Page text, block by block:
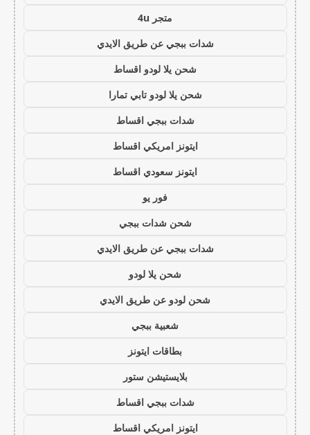
متجر 4u
شدات ببجي عن طريق الايدي
شحن يلا لودو اقساط
شحن يلا لودو تابي تمارا
شدات ببجي اقساط
ايتونز امريكي اقساط
ايتونز سعودي اقساط
فور يو
شحن شدات ببجي
شدات ببجي عن طريق الايدي
شحن يلا لودو
شحن لودو عن طريق الايدي
شعبية ببجي
بطاقات ايتونز
بلايستيشن ستور
شدات ببجي اقساط
ايتونز امريكي اقساط